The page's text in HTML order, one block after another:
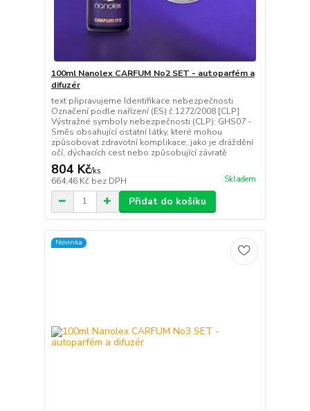
100ml Nanolex CARFUM No2 SET - autoparfém a
difuzér
text připravujeme Identifikace nebezpečnosti
Označení podle nařízení (ES) č.1272/2008 [CLP]
Výstražné symboly nebezpečnosti (CLP): GHS07 -
Směs obsahující ostatní látky, které mohou
způsobovat zdravotní komplikace, jako je dráždění
očí, dýchacích cest nebo způsobující závratě
804 Kč/ks
664,46 Kč bez DPH Skladem
Přidat do košíku
Novinka